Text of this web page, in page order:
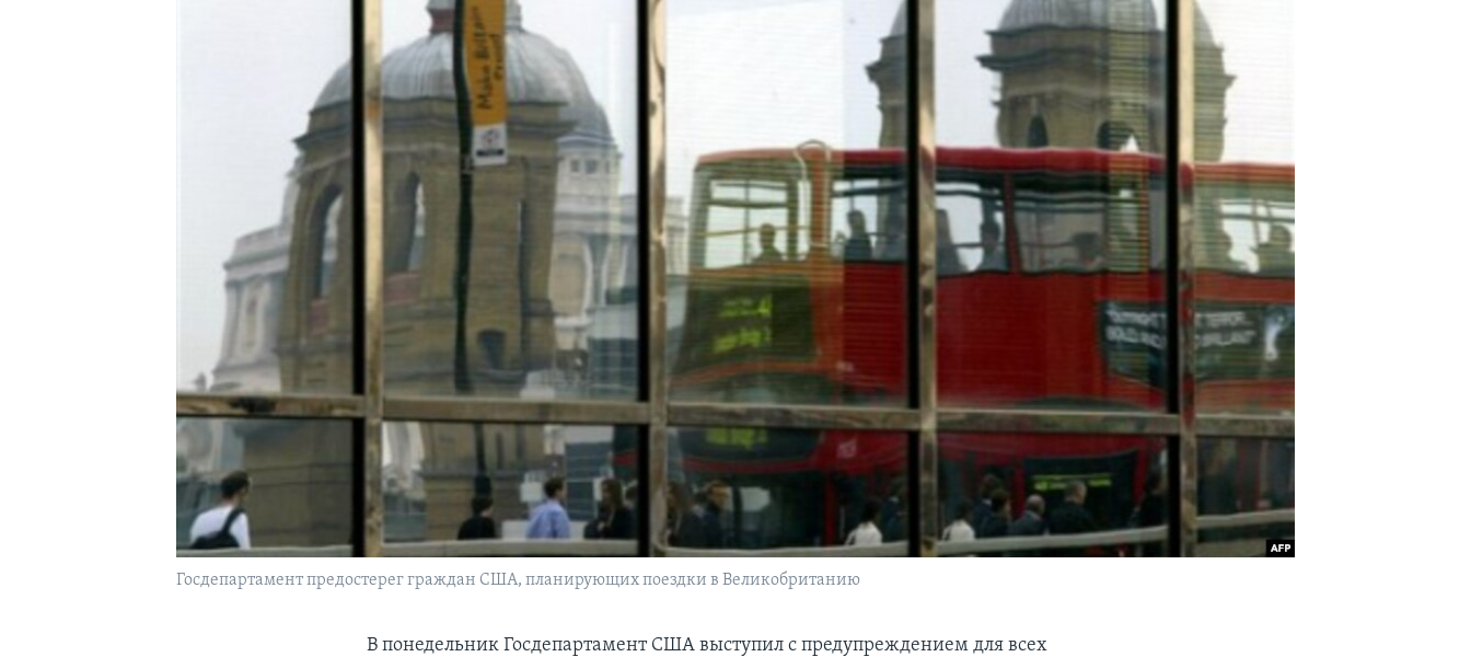
Госдепартамент предостерег граждан США, планирующих поездки в Великобританию
В понедельник Госдепартамент США выступил с предупреждением для всех